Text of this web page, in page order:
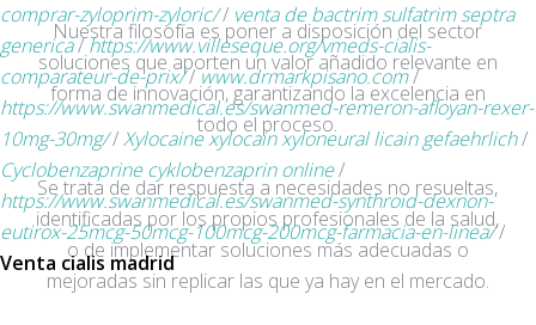
comprar-zyloprim-zyloric// venta de bactrim sulfatrim septra
generica/https://www.villeseque.org/vmeds-cialis-
comparateur-de-prix//www.drmarkpisano.com/
https://www.swanmedical.es/swanmed-remeron-afloyan-rexer-
10mg-30mg//Xylocaine xylocain xyloneural licain gefaehrlich/
Cyclobenzaprine cyklobenzaprin online/
https://www.swanmedical.es/swanmed-synthroid-dexnon-
eutirox-25mcg-50mcg-100mcg-200mcg-farmacia-en-linea//
Venta cialis madrid
Nuestra filosofía es poner a disposición del sector
soluciones que aporten un valor añadido relevante en
forma de innovación, garantizando la excelencia en
todo el proceso.
Se trata de dar respuesta a necesidades no resueltas,
identificadas por los propios profesionales de la salud,
o de implementar soluciones más adecuadas o
mejoradas sin replicar las que ya hay en el mercado.